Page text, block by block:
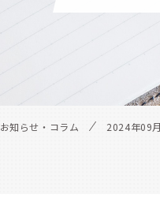
お知らせ・コラム 2024年09